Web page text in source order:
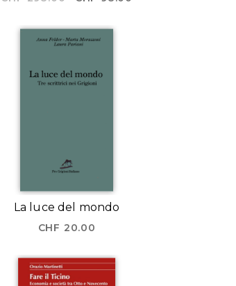
originale
era:
La luce del mondo
CHF 20.00